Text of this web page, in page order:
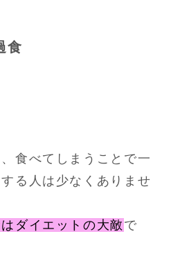
食
食べてしまうことで一
る人は少なくありませ
ダイエットの大敵 で